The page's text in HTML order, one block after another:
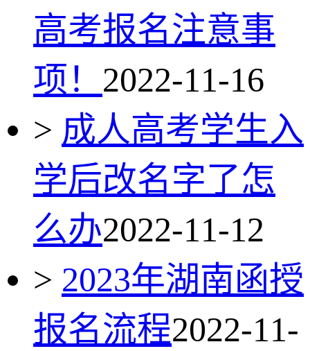
高考报名注意事
项！ 2022-11-16
> 成人高考学生入
学后改名字了怎
么办2022-11-12
> 2023年湖南函授
报名流程2022-11-